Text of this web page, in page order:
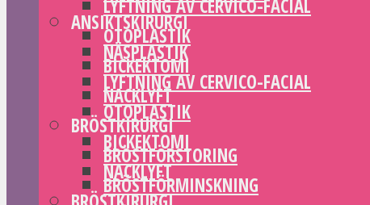
LYFTNING AV CERVICO-FACIAL
OTOPLASTIK
BICKEKTOMI
NACKLYFT
BRÖSTKIRURGI
BRÖSTFÖRSTORING
BRÖSTFÖRMINSKNING
ANSIKTSKIRURGI
NÄSPLASTIK
LYFTNING AV CERVICO-FACIAL
OTOPLASTIK
BICKEKTOMI
NACKLYFT